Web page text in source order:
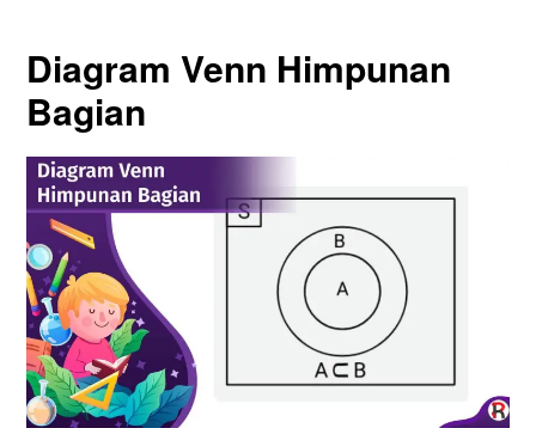
Diagram Venn Himpunan
Bagian